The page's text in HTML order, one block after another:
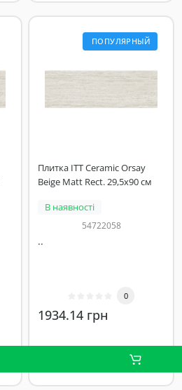
ПОПУЛЯРНЫЙ
Плитка ITT Ceramic Orsay
Beige Matt Rect. 29,5x90 см
В наявності
54722058
..
0
1934.14 грн